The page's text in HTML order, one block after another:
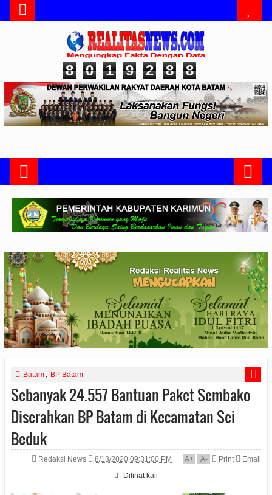
8 0 1 9 2 8 8
Batam BP Batam
Sebanyak 24.557 Bantuan Paket Sembako
Diserahkan BP Batam di Kecamatan Sei
Beduk
Redaksi News 8/13/2020 09:31:00 PM A+ A- Print
Email
Dilihat kali